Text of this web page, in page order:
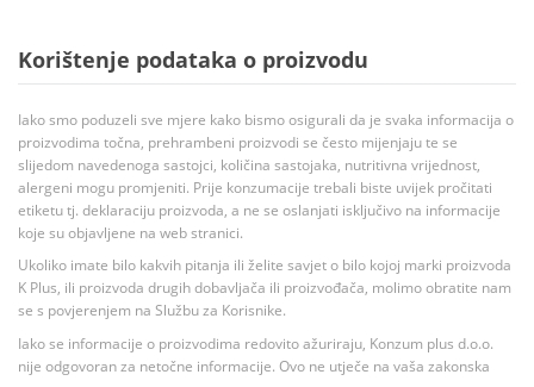
Korištenje podataka o proizvodu
Iako smo poduzeli sve mjere kako bismo osigurali da je svaka informacija o
proizvodima točna, prehrambeni proizvodi se često mijenjaju te se
slijedom navedenoga sastojci, količina sastojaka, nutritivna vrijednost,
alergeni mogu promjeniti. Prije konzumacije trebali biste uvijek pročitati
etiketu tj. deklaraciju proizvoda, a ne se oslanjati isključivo na informacije
koje su objavljene na web stranici.
Ukoliko imate bilo kakvih pitanja ili želite savjet o bilo kojoj marki proizvoda
K Plus, ili proizvoda drugih dobavljača ili proizvođača, molimo obratite nam
se s povjerenjem na Službu za Korisnike.
Iako se informacije o proizvodima redovito ažuriraju, Konzum plus d.o.o.
nije odgovoran za netočne informacije. Ovo ne utječe na vaša zakonska